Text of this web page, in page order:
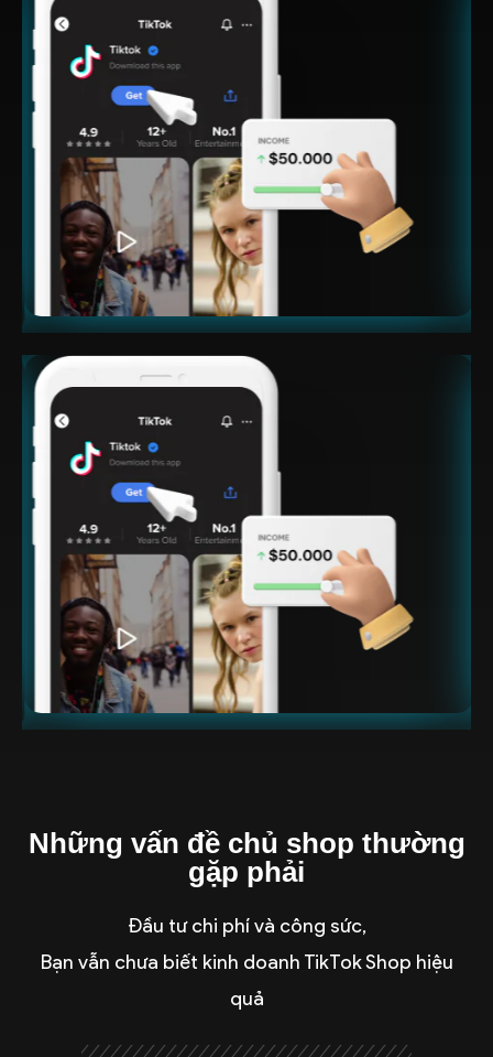
Những vấn đề chủ shop thường
gặp phải
Đầu tư chi phí và công sức,
Bạn vẫn chưa biết kinh doanh TikTok Shop hiệu
quả